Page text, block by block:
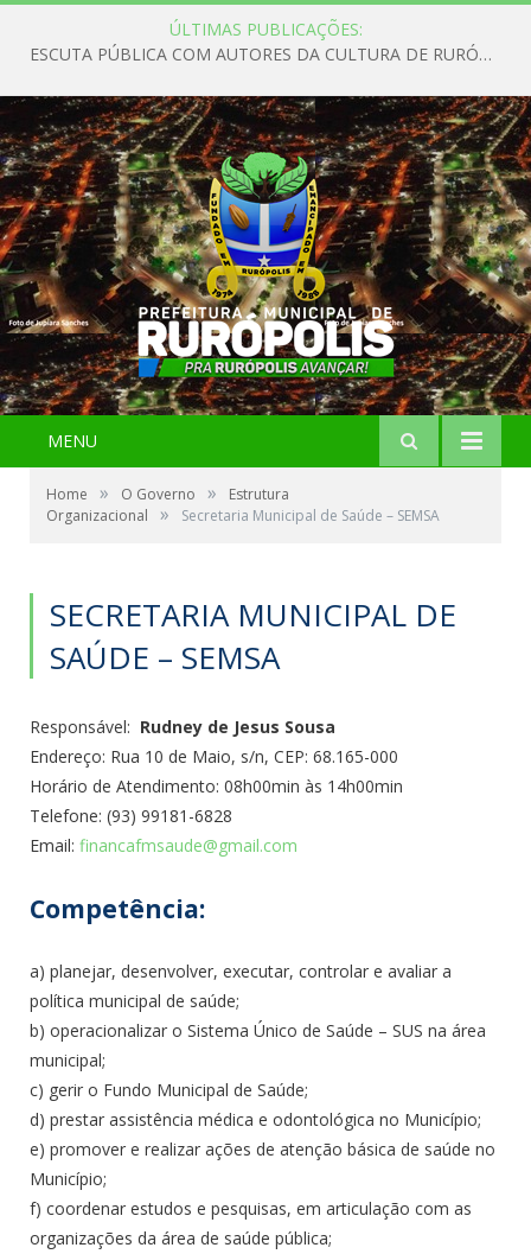
ÚLTIMAS PUBLICAÇÕES:
ESCUTA PÚBLICA COM AUTORES DA CULTURA DE RURÓPOLIS
MENU
Home » O Governo »
Estrutura
Organizacional
» Secretaria Municipal de Saúde – SEMSA
SECRETARIA MUNICIPAL DE
SAÚDE – SEMSA
Responsável: Rudney de Jesus Sousa
Endereço: Rua 10 de Maio, s/n, CEP: 68.165-000
Horário de Atendimento: 08h00min às 14h00min
Telefone: (93) 99181-6828
Email: financafmsaude@gmail.com
Competência:
a) planejar, desenvolver, executar, controlar e avaliar a
política municipal de saúde;
b) operacionalizar o Sistema Único de Saúde – SUS na área
municipal;
c) gerir o Fundo Municipal de Saúde;
d) prestar assistência médica e odontológica no Município;
e) promover e realizar ações de atenção básica de saúde no
Município;
f) coordenar estudos e pesquisas, em articulação com as
organizações da área de saúde pública;